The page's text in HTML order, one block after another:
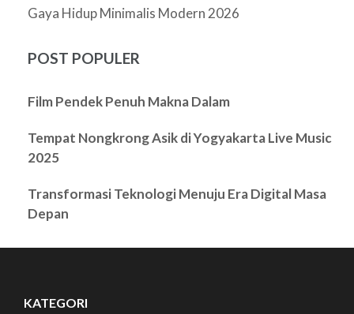
Gaya Hidup Minimalis Modern 2026
POST POPULER
Film Pendek Penuh Makna Dalam
Tempat Nongkrong Asik di Yogyakarta Live Music
2025
Transformasi Teknologi Menuju Era Digital Masa
Depan
KATEGORI